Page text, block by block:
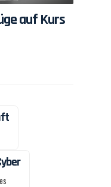
auf Kurs